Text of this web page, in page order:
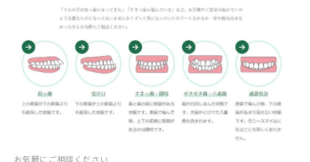
お気軽にご相談ください